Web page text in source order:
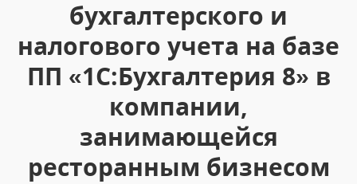
бухгалтерского и
налогового учета на базе
ПП «1С:Бухгалтерия 8» в
компании,
занимающейся
ресторанным бизнесом